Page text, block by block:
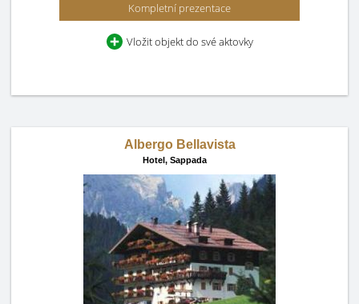
Kompletní prezentace
Vložit objekt do své aktovky
Albergo Bellavista
Hotel, Sappada